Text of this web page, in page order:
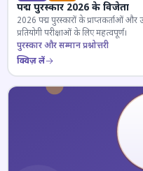
पद्म पुरस्कार 2026 के विजेता
2026 पद्म पुरस्कारों के प्राप्तकर्ताओं और
प्रतियोगी परीक्षाओं के लिए महत्वपूर्ण।
पुरस्कार और सम्मान प्रश्नोत्तरी
क्विज़ लें